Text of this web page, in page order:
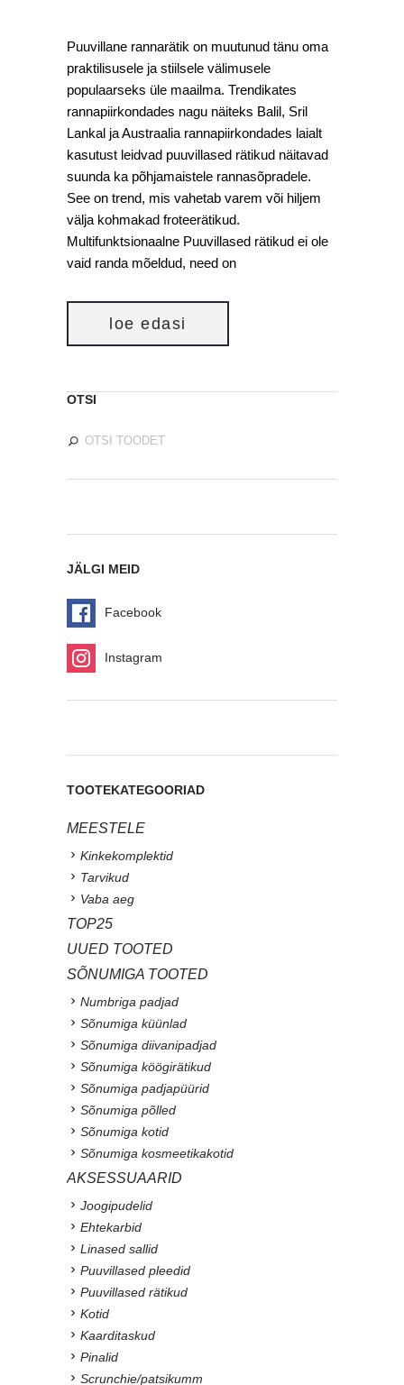
Puuvillane rannarätik on muutunud tänu oma
praktilisusele ja stiilsele välimusele
populaarseks üle maailma. Trendikates
rannapiirkondades nagu näiteks Balil, Sril
Lankal ja Austraalia rannapiirkondades laialt
kasutust leidvad puuvillased rätikud näitavad
suunda ka põhjamaistele rannasõpradele.
See on trend, mis vahetab varem või hiljem
välja kohmakad froteerätikud.
Multifunktsionaalne Puuvillased rätikud ei ole
vaid randa mõeldud, need on
loe edasi
OTSI
JÄLGI MEID
Facebook
Instagram
TOOTEKATEGOORIAD
MEESTELE
Kinkekomplektid
Tarvikud
Vaba aeg
TOP25
UUED TOOTED
SÕNUMIGA TOOTED
Numbriga padjad
Sõnumiga küünlad
Sõnumiga diivanipadjad
Sõnumiga köögirätikud
Sõnumiga padjapüürid
Sõnumiga põlled
Sõnumiga kotid
Sõnumiga kosmeetikakotid
AKSESSUAARID
Joogipudelid
Ehtekarbid
Linased sallid
Puuvillased pleedid
Puuvillased rätikud
Kotid
Kaarditaskud
Pinalid
Scrunchie/patsikumm